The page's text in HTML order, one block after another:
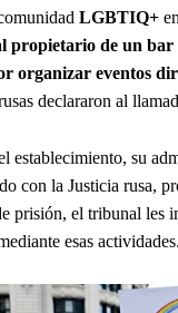
LGBTIQ+ en
de un bar
organizar eventos
declararon al
establecimiento, su
con la Justicia rusa,
prisión, el tribunal
esas actividades.